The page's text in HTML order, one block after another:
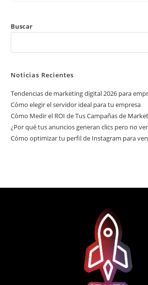
Buscar
Noticias Recientes
Tendencias de marketing digital 2026 para
Cómo elegir el servidor ideal para tu empresa
Cómo Medir el ROI de Tus Campañas de
¿Por qué tus anuncios generan clics pero no
Cómo optimizar tu perfil de Instagram para